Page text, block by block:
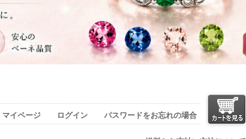
マイページ ログイン パスワードをお忘れの場合